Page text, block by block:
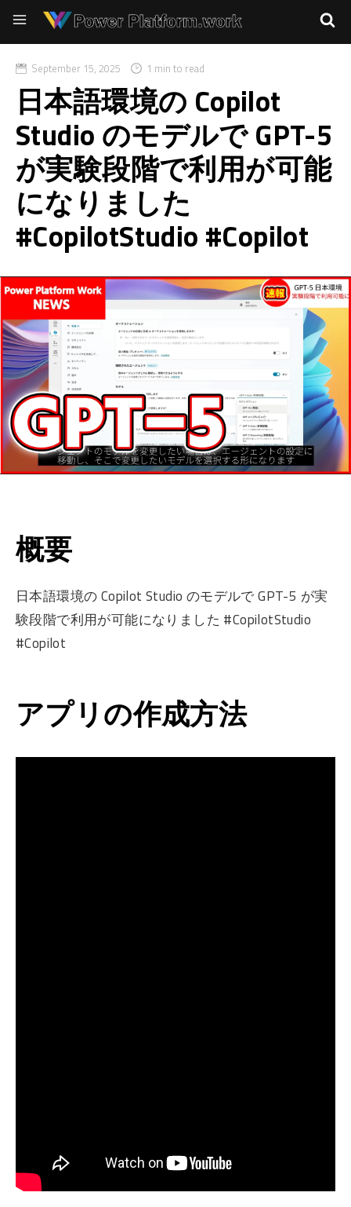
September 15, 2025 1 min to read
日本語環境の Copilot
Studio のモデルで GPT-5
が実験段階で利用が可能
になりました
#CopilotStudio #Copilot
概要
日本語環境の Copilot Studio のモデルで GPT-5 が実
験段階で利用が可能になりました #CopilotStudio
#Copilot
アプリの作成方法